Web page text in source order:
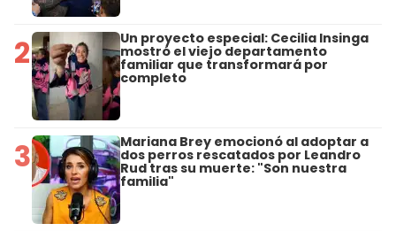
2 Un proyecto especial: Cecilia Insinga
mostró el viejo departamento
familiar que transformará por
completo
3 Mariana Brey emocionó al adoptar a
dos perros rescatados por Leandro
Rud tras su muerte: "Son nuestra
familia"